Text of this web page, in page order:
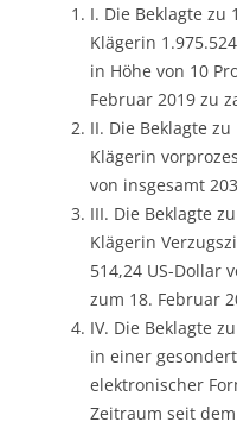
I. Die Beklagte
Klägerin
in Höhe von 10
Februar 2019 zu
II. Die Beklagte
Klägerin
von insgesamt
III. Die Beklagte
Klägerin
514,24 US-Dollar
zum 18. Februar
IV. Die Beklagte
in einer
elektronischer
Zeitraum seit